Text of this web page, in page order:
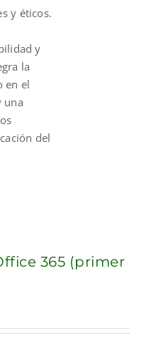
y éticos.
y
la
en el
una
del
365 (primer